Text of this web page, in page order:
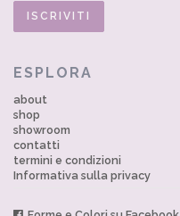
ESPLORA
about
shop
showroom
contatti
termini e condizioni
Informativa sulla privacy